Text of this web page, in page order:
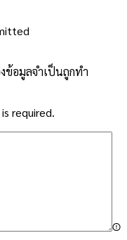
ข้อมูลจำเป็นถูกทำ
required.